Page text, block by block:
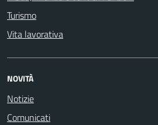
Turismo
Vita lavorativa
NOVITÀ
Notizie
Comunicati